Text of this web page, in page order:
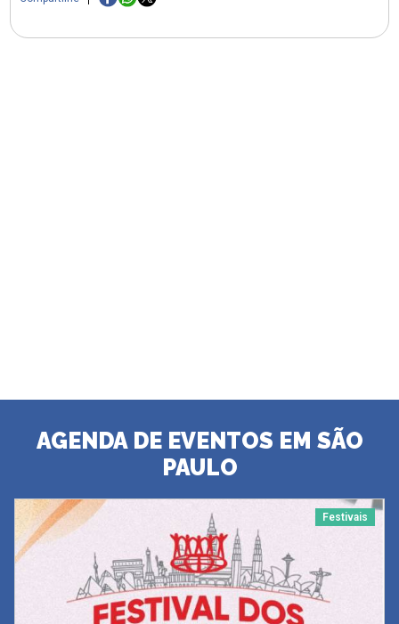
AGENDA DE EVENTOS EM SÃO
PAULO
Festivais